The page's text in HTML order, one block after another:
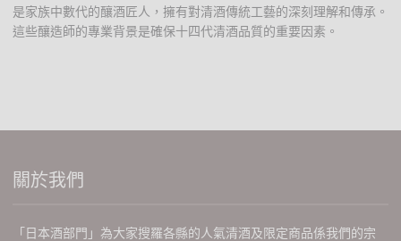
是家族中數代的釀酒匠人，擁有對清酒傳統工藝的深刻理解和傳承。
這些釀造師的專業背景是確保十四代清酒品質的重要因素。
關於我們
「日本酒部門」為大家搜羅各縣的人氣清酒及限定商品係我們的宗